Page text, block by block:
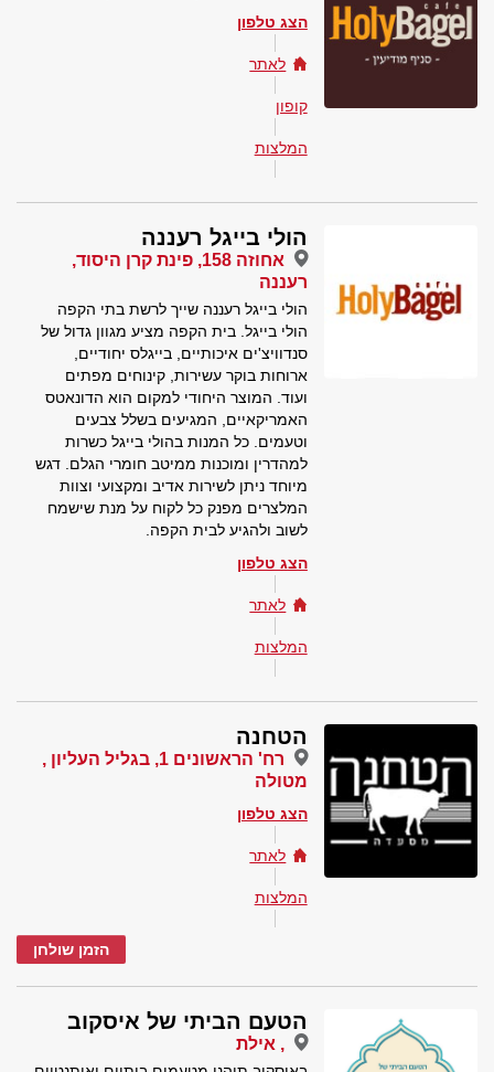
הצג טלפון
לאתר
קופון
המלצות
הולי בייגל רעננה
אחוזה 158, פינת קרן היסוד,
רעננה
הולי בייגל רעננה שייך לרשת בתי הקפה
הולי בייגל. בית הקפה מציע מגוון גדול של
סנדוויצ'ים איכותיים, בייגלס יחודיים,
ארוחות בוקר עשירות, קינוחים מפתים
ועוד. המוצר היחודי למקום הוא הדונאטס
האמריקאיים, המגיעים בשלל צבעים
וטעמים. כל המנות בהולי בייגל כשרות
למהדרין ומוכנות ממיטב חומרי הגלם. דגש
מיוחד ניתן לשירות אדיב ומקצועי וצוות
המלצרים מפנק כל לקוח על מנת שישמח
לשוב ולהגיע לבית הקפה.
הצג טלפון
לאתר
המלצות
הטחנה
רח' הראשונים 1, בגליל העליון ,
מטולה
הצג טלפון
לאתר
המלצות
הזמן שולחן
הטעם הביתי של איסקוב
, אילת